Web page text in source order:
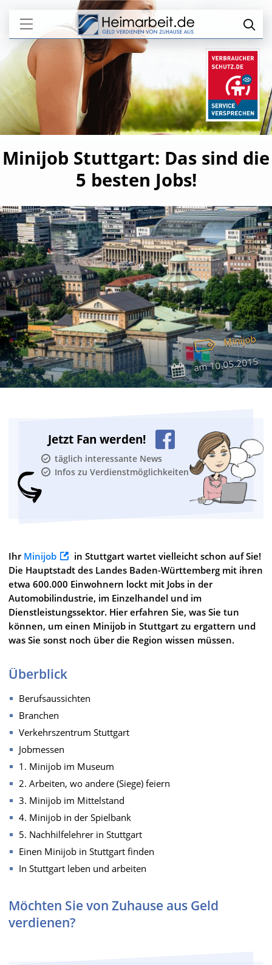
Minijob Stuttgart: Das sind die
5 besten Jobs!
Minijob
am10.05.2015
Jetzt Fan werden!
täglich interessante News
Infos zu Verdienstmöglichkeiten
Ihr Minijob
in Stuttgart wartet vielleicht schon auf Sie!
Die Hauptstadt des Landes Baden-Württemberg mit ihren
etwa 600.000 Einwohnern lockt mit Jobs in der
Automobilindustrie, im Einzelhandel und im
Dienstleistungssektor. Hier erfahren Sie, was Sie tun
können, um einen Minijob in Stuttgart zu ergattern und
was Sie sonst noch über die Region wissen müssen.
Überblick
Berufsaussichten
Branchen
Verkehrszentrum Stuttgart
Jobmessen
1. Minijob im Museum
2. Arbeiten, wo andere (Siege) feiern
3. Minijob im Mittelstand
4. Minijob in der Spielbank
5. Nachhilfelehrer in Stuttgart
Einen Minijob in Stuttgart finden
In Stuttgart leben und arbeiten
Möchten Sie von Zuhause aus Geld
verdienen?